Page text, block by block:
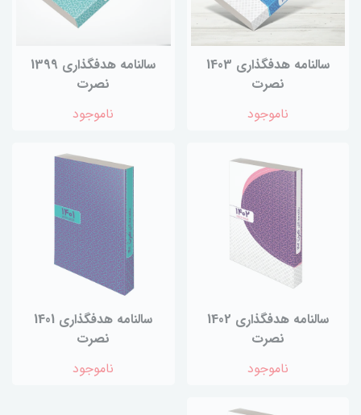
سالنامه هدفگذاری 1403
نصرت
ناموجود
سالنامه هدفگذاری 1399
نصرت
ناموجود
سالنامه هدفگذاری 1402
نصرت
ناموجود
سالنامه هدفگذاری 1401
نصرت
ناموجود